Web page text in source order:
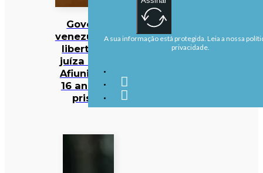
Governo
venezuelano
liberta ex-
juíza Maria
Afiuni após
16 anos de
prisão
A sua informação está protegida. Leia a nossa
privacidade.